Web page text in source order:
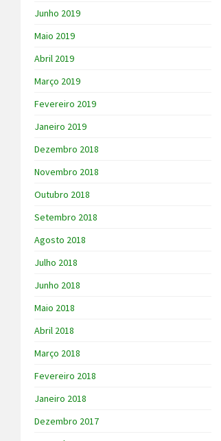
Junho 2019
Maio 2019
Abril 2019
Março 2019
Fevereiro 2019
Janeiro 2019
Dezembro 2018
Novembro 2018
Outubro 2018
Setembro 2018
Agosto 2018
Julho 2018
Junho 2018
Maio 2018
Abril 2018
Março 2018
Fevereiro 2018
Janeiro 2018
Dezembro 2017